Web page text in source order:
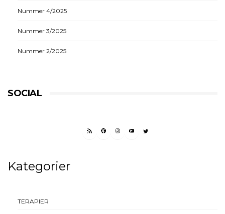
Nummer 4/2025
Nummer 3/2025
Nummer 2/2025
SOCIAL
RSS FEEDFACEBOOK
INSTAGRAM
YOUTUBETWITTER
Kategorier
TERAPIER